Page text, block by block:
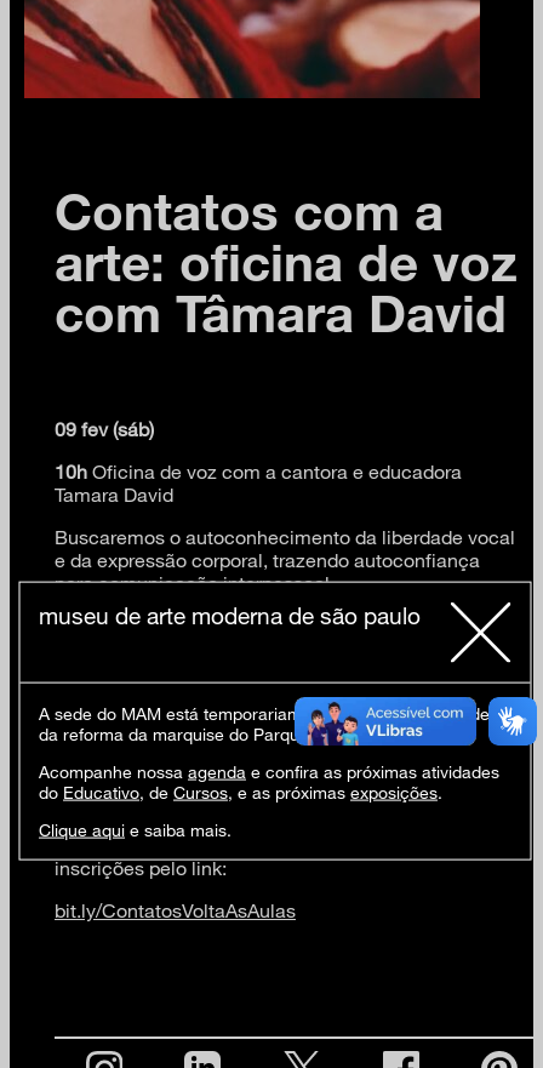
Contatos com a
arte: oficina de voz
com Tâmara David
09 fev (sáb)
10h Oficina de voz com a cantora e educadora
Tamara David
Buscaremos o autoconhecimento da liberdade vocal
e da expressão corporal, trazendo autoconfiança
para comunicação interpessoal.
O repertório proposto é voltado principalmente a
cultura de matriz afro brasileira popular, de domínio
cantores e músicas de outros cantos do mundo.
Músicas livres de preconceitos machistas e
homofóbicos.
Atividades gratuitas. Vagas limitadas.
inscrições pelo link:
bit.ly/ContatosVoltaAsAulas
museu de arte moderna de são paulo
A sede do MAM está temporariamente fechada em virtude
da reforma da marquise do Parque Ibirapuera.
Acompanhe nossa agenda e confira as próximas atividades
do Educativo, de Cursos, e as próximas exposições.
Clique aqui e saiba mais.